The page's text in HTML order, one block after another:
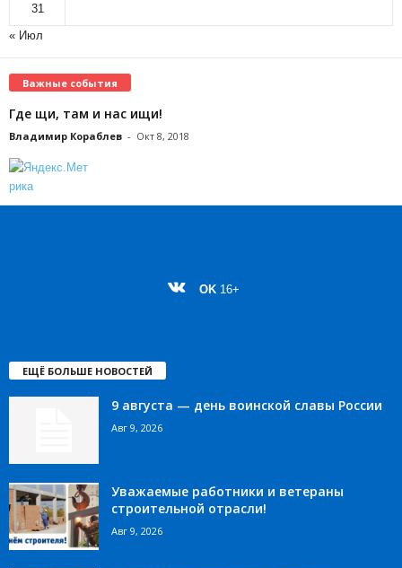
31
« Июл
Важные события
Где щи, там и нас ищи!
Владимир Кораблев - Окт 8, 2018
OK 16+
ЕЩЁ БОЛЬШЕ НОВОСТЕЙ
9 августа — день воинской славы России
Авг 9, 2026
Уважаемые работники и ветераны
строительной отрасли!
Авг 9, 2026